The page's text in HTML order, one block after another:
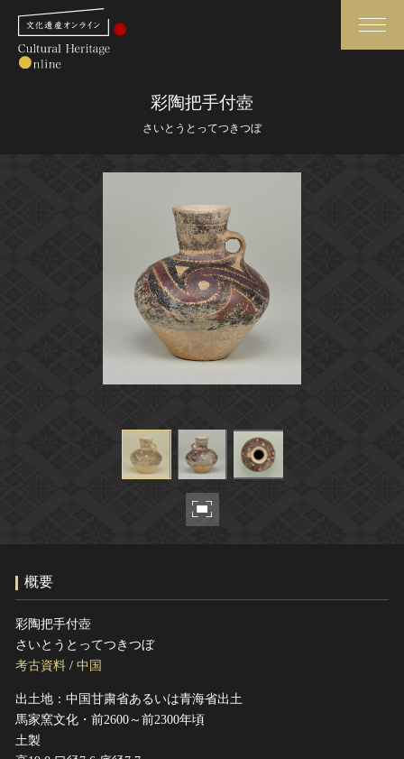
さらに詳細検索
世界遺産と無形文化遺産
全国の美術館・博物館
媒体資料・関連記事等
博物館、美術館の皆さまへ
文化庁よりご挨拶
今月のみどころ
お知らせ一覧
このサイトについて
関連サイトリンク
サイトマップ
サイトのご意見はこちら
文化遺産データベース
国指定文化財等データベース
彩陶把手付壺
さいとうとってつきつぼ
概要
彩陶把手付壺
さいとうとってつきつぼ
考古資料 / 中国
出土地：中国甘粛省あるいは青海省出土
馬家窯文化・前2600～前2300年頃
土製